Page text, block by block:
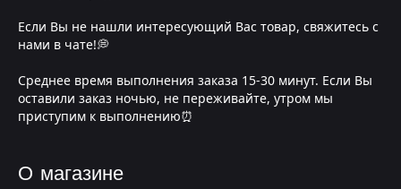
Если Вы не нашли интересующий Вас товар, свяжитесь с
нами в чате!💭
Среднее время выполнения заказа 15-30 минут. Если Вы
оставили заказ ночью, не переживайте, утром мы
приступим к выполнению⏰
О магазине